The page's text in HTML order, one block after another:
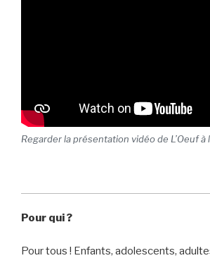
Regarder la présentation vidéo de L’Oeuf à
Pour qui ?
Pour tous ! Enfants, adolescents,